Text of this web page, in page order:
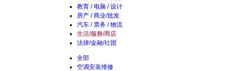
教育 / 电脑 / 设计
房产 / 商业/批发
汽车 / 票务 / 物流
生活/服務/商店
法律/金融/社团
全部
空调安装维修